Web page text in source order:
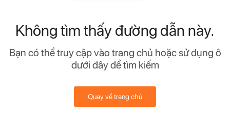
Không tìm thấy đường dẫn này.
Bạn có thể truy cập vào trang chủ hoặc sử dụng ô
dưới đây để tìm kiếm
Quay về trang chủ